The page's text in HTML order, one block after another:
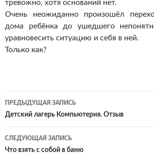
тревожно, хотя оснований нет.
Очень неожиданно произошёл
дома ребёнка до ушедшего
уравновесить ситуацию и себя в ней.
Только как?
Навигация
по
записям
ПРЕДЫДУЩАЯ ЗАПИСЬ
Детский лагерь Компьютерия. Отзыв
СЛЕДУЮЩАЯ ЗАПИСЬ
Что взять с собой в баню